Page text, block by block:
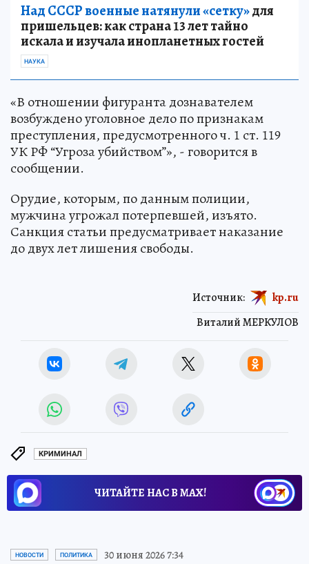
Над СССР военные натянули «сетку»для
пришельцев: как страна 13 лет тайно
искала и изучала инопланетных гостей
НАУКА
«В отношении фигуранта дознавателем
возбуждено уголовное дело по признакам
преступления, предусмотренного ч. 1 ст. 119
УК РФ “Угроза убийством”», - говорится в
сообщении.
Орудие, которым, по данным полиции,
мужчина угрожал потерпевшей, изъято.
Санкция статьи предусматривает наказание
до двух лет лишения свободы.
Виталий МЕРКУЛОВ
Источник: kp.ru
КРИМИНАЛ
ЧИТАЙТЕ НАС В МАХ!
НОВОСТИ ПОЛИТИКА 30 июня 2026 7:34